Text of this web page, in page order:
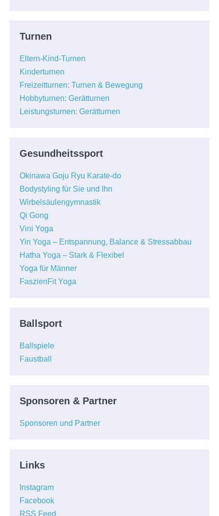
Turnen
Eltern-Kind-Turnen
Kinderturnen
Freizeitturnen: Turnen & Bewegung
Hobbyturnen: Gerätturnen
Leistungsturnen: Gerätturnen
Gesundheitssport
Okinawa Goju Ryu Karate-do
Bodystyling für Sie und Ihn
Wirbelsäulengymnastik
Qi Gong
Vini Yoga
Yin Yoga – Entspannung, Balance & Stressabbau
Hatha Yoga – Stark & Flexibel
Yoga für Männer
FaszienFit Yoga
Ballsport
Ballspiele
Faustball
Sponsoren & Partner
Sponsoren und Partner
Links
Instagram
Facebook
RSS Feed